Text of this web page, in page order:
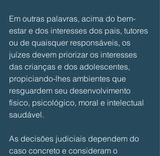
Em outras palavras, acima do bem-
estar e dos interesses dos pais, tutores
ou de quaisquer responsáveis, os
juízes devem priorizar os interesses
das crianças e dos adolescentes,
propiciando-lhes ambientes que
resguardem seu desenvolvimento
físico, psicológico, moral e intelectual
saudável.
As decisões judiciais dependem do
caso concreto e consideram o